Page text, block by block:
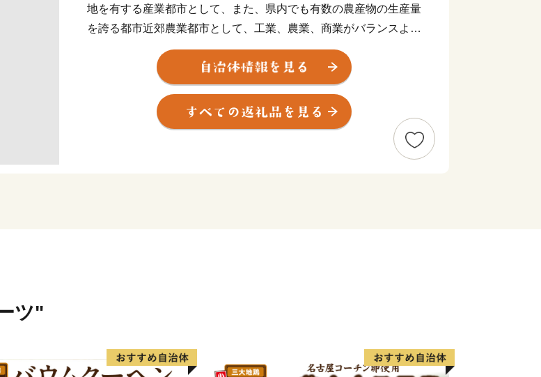
地を有する産業都市として、また、県内でも有数の農産物の生産量
を誇る都市近郊農業都市として、工業、農業、商業がバランスよく
発展を遂げてきました。
名古屋都心や中部国際空港へのアクセスに優れた立地特性を生か
したまちづくりを積極的に進めており、多種多様な事業者が集積
し、日本経済を牽引する産業都市として注目を集めています。
ツ"